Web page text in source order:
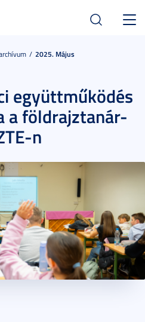
2025. Május
együttműködés
a földrajztanár-
n